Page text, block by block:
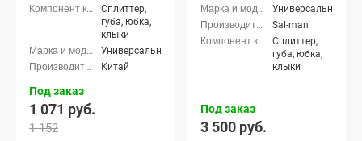
Сплиттер,
губа, юбка,
клыки
Универсальные
Китай
Под заказ
1 071 руб.
1 152
матовая)
Универсальные
Sal-man
Сплиттер,
губа, юбка,
клыки
Под заказ
3 500 руб.